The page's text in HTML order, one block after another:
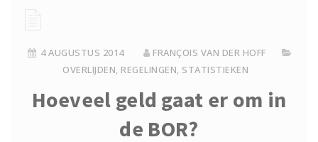
4 AUGUSTUS 2014
FRANÇOIS VAN DER HOFF
OVERLIJDEN, REGELINGEN, STATISTIEKEN
Hoeveel geld gaat er om in
de BOR?